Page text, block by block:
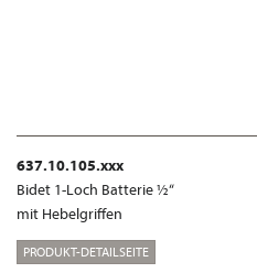
637.10.105.xxx
Bidet 1-Loch Batterie ½“
mit Hebelgriffen
PRODUKT-DETAILSEITE